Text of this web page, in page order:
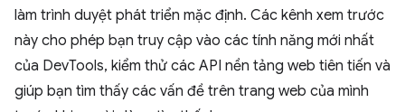
làm trình duyệt phát triển mặc định. Các kênh xem trước
này cho phép bạn truy cập vào các tính năng mới nhất
của DevTools, kiểm thử các API nền tảng web tiên tiến và
giúp bạn tìm thấy các vấn đề trên trang web của mình